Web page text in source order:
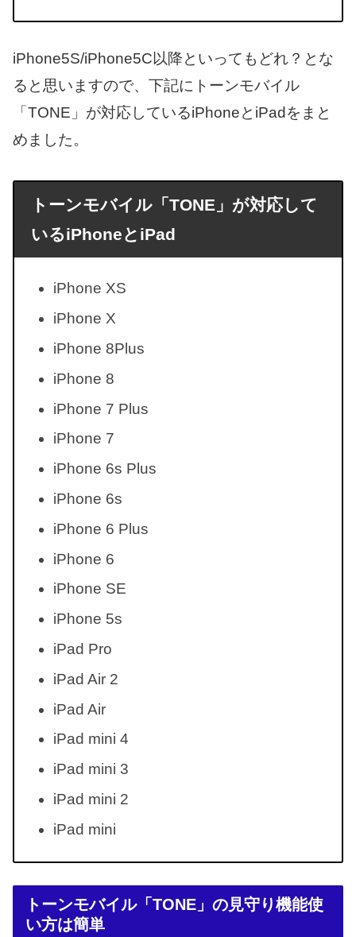
iPhone5S/iPhone5C以降といってもどれ？とな
ると思いますので、下記にトーンモバイル
「TONE」が対応しているiPhoneとiPadをまと
めました。
トーンモバイル「TONE」が対応して
いるiPhoneとiPad
iPhone XS
iPhone X
iPhone 8Plus
iPhone 8
iPhone 7 Plus
iPhone 7
iPhone 6s Plus
iPhone 6s
iPhone 6 Plus
iPhone 6
iPhone SE
iPhone 5s
iPad Pro
iPad Air 2
iPad Air
iPad mini 4
iPad mini 3
iPad mini 2
iPad mini
トーンモバイル「TONE」の見守り機能使
い方は簡単